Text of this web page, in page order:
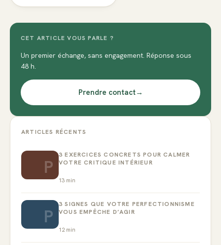
CET ARTICLE VOUS PARLE ?
Un premier échange, sans engagement. Réponse sous
48 h.
Prendre contact→
ARTICLES RÉCENTS
P
3 EXERCICES CONCRETS POUR CALMER
VOTRE CRITIQUE INTÉRIEUR
13 min
P
3 SIGNES QUE VOTRE PERFECTIONNISME
VOUS EMPÊCHE D’AGIR
12min